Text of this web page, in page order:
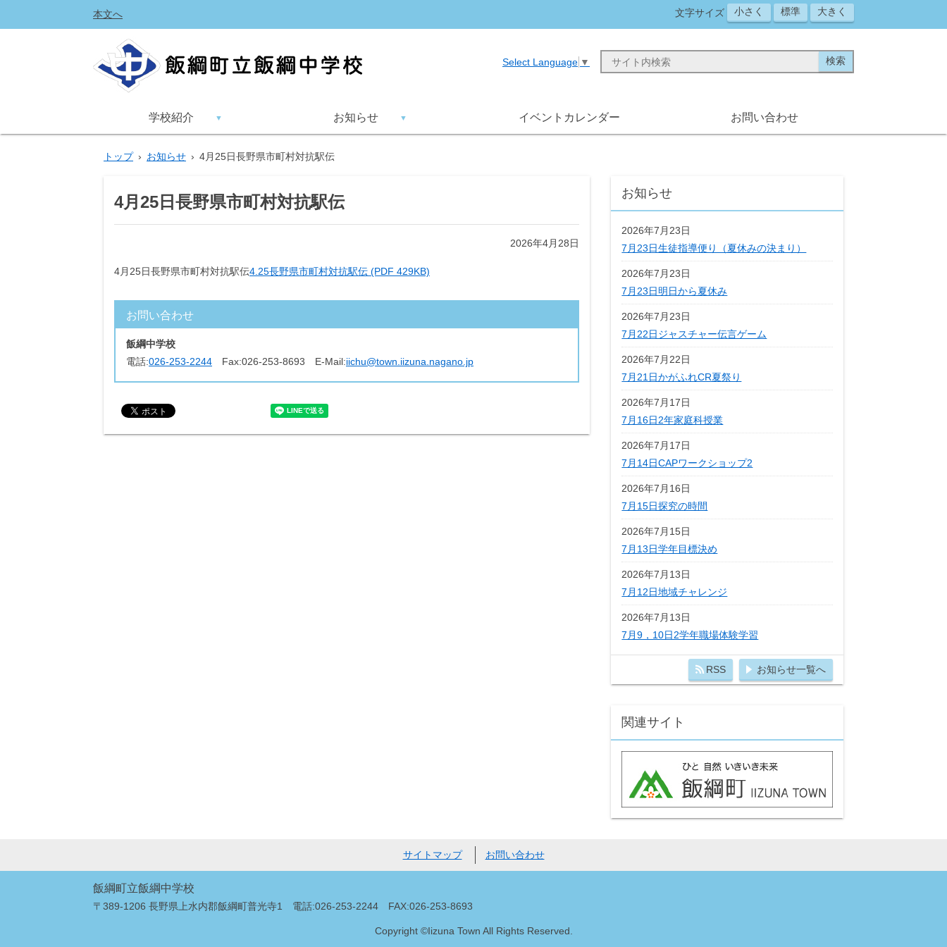
本文へ 文字サイズ 小さく 標準 大きく
Select Language ▼
学校紹介 お知らせ イベントカレンダー お問い合わせ
トップ › お知らせ › 4月25日長野県市町村対抗駅伝
4月25日長野県市町村対抗駅伝
2026年4月28日
4月25日長野県市町村対抗駅伝4.25長野県市町村対抗駅伝 (PDF 429KB)
お問い合わせ
飯綱中学校
電話:026-253-2244 Fax:026-253-8693 E-Mail:iichu@town.iizuna.nagano.jp
お知らせ
2026年7月23日
7月23日生徒指導便り（夏休みの決まり）
2026年7月23日
7月23日明日から夏休み
2026年7月23日
7月22日ジャスチャー伝言ゲーム
2026年7月22日
7月21日かがふれCR夏祭り
2026年7月17日
7月16日2年家庭科授業
2026年7月17日
7月14日CAPワークショップ2
2026年7月16日
7月15日探究の時間
2026年7月15日
7月13日学年目標決め
2026年7月13日
7月12日地域チャレンジ
2026年7月13日
7月9，10日2学年職場体験学習
RSS お知らせ一覧へ
関連サイト
サイトマップ お問い合わせ
飯綱町立飯綱中学校
〒389-1206 長野県上水内郡飯綱町普光寺1 電話:026-253-2244 FAX:026-253-8693
Copyright ©Iizuna Town All Rights Reserved.